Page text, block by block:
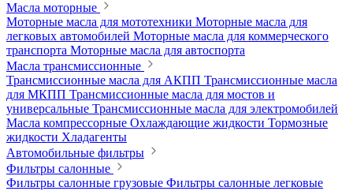
Масла моторные
Моторные масла для мототехники Моторные масла для
легковых автомобилей Моторные масла для коммерческого
транспорта Моторные масла для автоспорта
Масла трансмиссионные
Трансмиссионные масла для АКПП Трансмиссионные масла
для МКПП Трансмиссионные масла для мостов и
универсальные Трансмиссионные масла для электромобилей
Масла компрессорные Охлаждающие жидкости Тормозные
жидкости Хладагенты
Автомобильные фильтры
Фильтры салонные
Фильтры салонные грузовые Фильтры салонные легковые